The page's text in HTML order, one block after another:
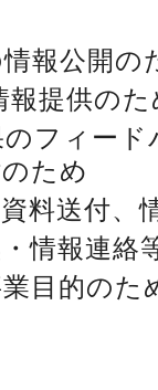
報公開の
報提供のた
フィー
ため
料送付、
情報連絡
目的の